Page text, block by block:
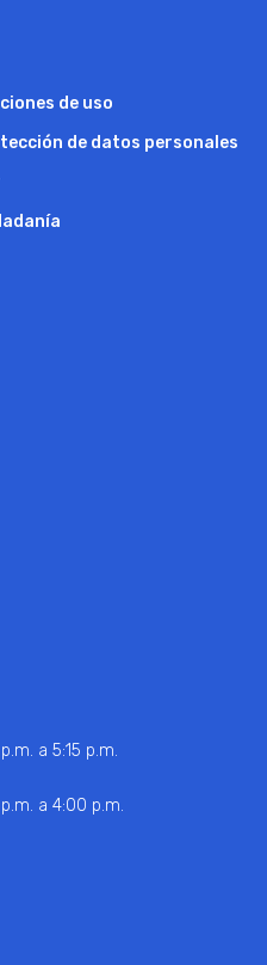
de uso
de datos personales
a 5:15 p.m.
a 4:00 p.m.